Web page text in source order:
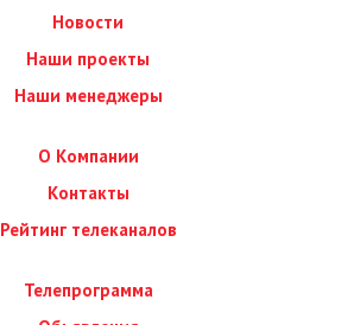
Новости
Наши проекты
Наши менеджеры
О Компании
Контакты
Рейтинг телеканалов
Телепрограмма